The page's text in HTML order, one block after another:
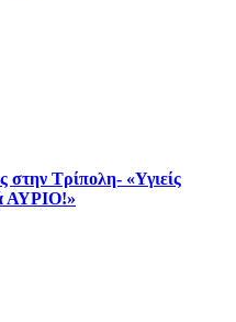
στην Τρίπολη- «Υγιείς
ΑΥΡΙΟ!»